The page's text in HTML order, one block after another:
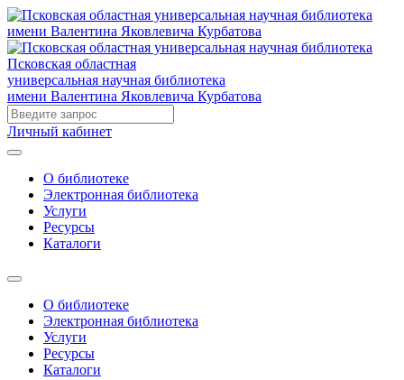
Псковская областная
универсальная научная библиотека
имени Валентина Яковлевича Курбатова
Личный кабинет
О библиотеке
Электронная библиотека
Услуги
Ресурсы
Каталоги
О библиотеке
Электронная библиотека
Услуги
Ресурсы
Каталоги